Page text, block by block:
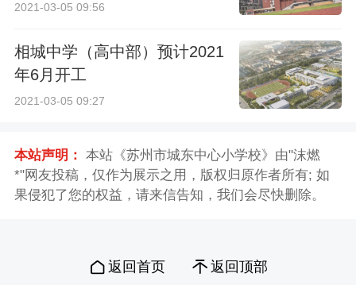
2021-03-05 09:56
相城中学（高中部）预计2021
年6月开工
2021-03-05 09:27
本站声明： 本站《苏州市城东中心小学校》由"沫燃
*"网友投稿，仅作为展示之用，版权归原作者所有; 如
果侵犯了您的权益，请来信告知，我们会尽快删除。
返回首页 返回顶部